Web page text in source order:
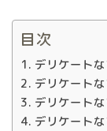
目次
デリケート
デリケート
デリケート
デリケート